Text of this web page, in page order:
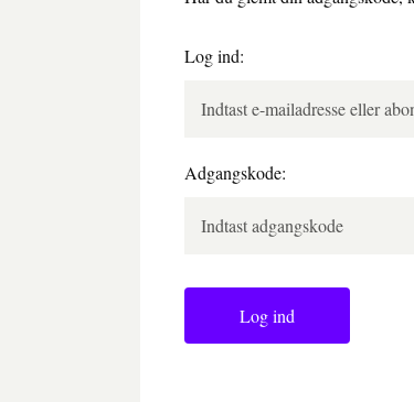
Log ind:
Adgangskode:
Log ind